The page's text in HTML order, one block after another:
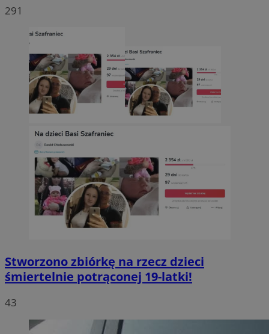
291
Stworzono zbiórkę na rzecz dzieci
śmiertelnie potrąconej 19-latki!
43